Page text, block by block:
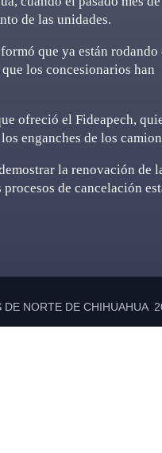
de las unidades.
que ya están rodando
los concesionarios han
ofreció el Fideapech,
enganches de los
la renovación de
de cancelación
NORTE DE CHIHUAHUA